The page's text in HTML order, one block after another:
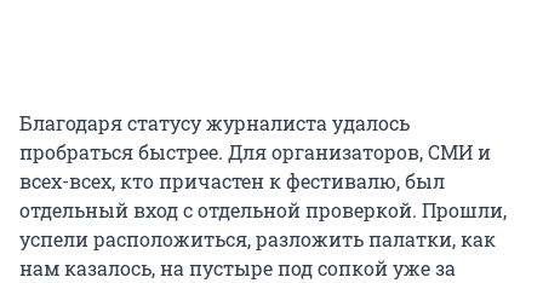
Благодаря статусу журналиста удалось
пробраться быстрее. Для организаторов, СМИ и
всех-всех, кто причастен к фестивалю, был
отдельный вход с отдельной проверкой. Прошли,
успели расположиться, разложить палатки, как
нам казалось, на пустыре под сопкой уже за